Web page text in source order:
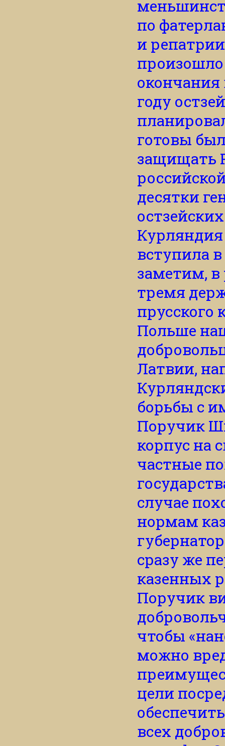
по
и
произошло
окончания
году
готовы
защищать
десятки
Курляндия
вступила
заметим, в
тремя
прусского
Польше
Латвии,
борьбы с
Поручик
корпус на
частные
случае
нормам
сразу же
казенных
Поручик
чтобы
можно
цели
всех